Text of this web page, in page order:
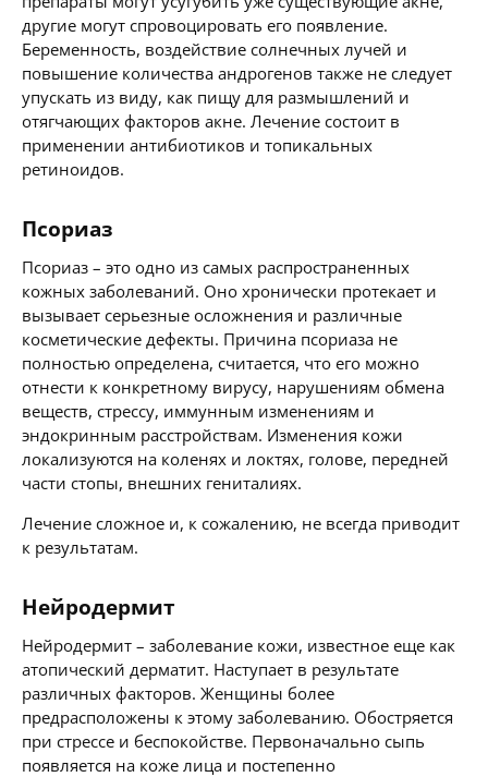
другие могут спровоцировать его появление.
Беременность, воздействие солнечных лучей и
повышение количества андрогенов также не следует
упускать из виду, как пищу для размышлений и
отягчающих факторов акне. Лечение состоит в
применении антибиотиков и топикальных
ретиноидов.
Псориаз
Псориаз – это одно из самых распространенных
кожных заболеваний. Оно хронически протекает и
вызывает серьезные осложнения и различные
косметические дефекты. Причина псориаза не
полностью определена, считается, что его можно
отнести к конкретному вирусу, нарушениям обмена
веществ, стрессу, иммунным изменениям и
эндокринным расстройствам. Изменения кожи
локализуются на коленях и локтях, голове, передней
части стопы, внешних гениталиях.
Лечение сложное и, к сожалению, не всегда приводит
к результатам.
Нейродермит
Нейродермит – заболевание кожи, известное еще как
атопический дерматит. Наступает в результате
различных факторов. Женщины более
предрасположены к этому заболеванию. Обостряется
при стрессе и беспокойстве. Первоначально сыпь
появляется на коже лица и постепенно